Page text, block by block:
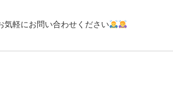
気軽にお問い合わせください